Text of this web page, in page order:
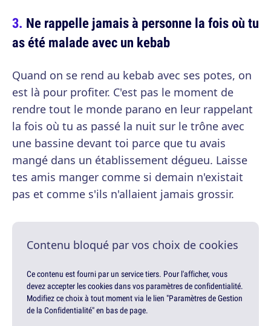
Ne rappelle jamais à personne la fois où tu
as été malade avec un kebab
Quand on se rend au kebab avec ses potes, on
est là pour profiter. C'est pas le moment de
rendre tout le monde parano en leur rappelant
la fois où tu as passé la nuit sur le trône avec
une bassine devant toi parce que tu avais
mangé dans un établissement dégueu. Laisse
tes amis manger comme si demain n'existait
pas et comme s'ils n'allaient jamais grossir.
Contenu bloqué par vos choix de cookies
Ce contenu est fourni par un service tiers. Pour l'afficher, vous
devez accepter les cookies dans vos paramètres de confidentialité.
Modifiez ce choix à tout moment via le lien "Paramètres de Gestion
de la Confidentialité" en bas de page.